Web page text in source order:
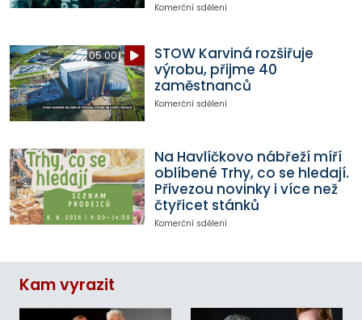
Komerční sdělení
05:00
STOW Karviná rozšiřuje
výrobu, přijme 40
zaměstnanců
Komerční sdělení
Na Havlíčkovo nábřeží míří
oblíbené Trhy, co se hledají.
Přivezou novinky i více než
čtyřicet stánků
Komerční sdělení
Kam vyrazit